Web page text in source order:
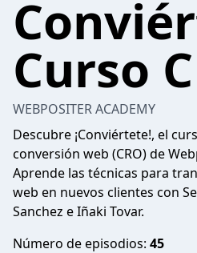
Curso
WEBPOSITER ACADEMY
Descubre ¡Conviértete!, el
conversión web (CRO) de
Aprende las técnicas para
web en nuevos clientes con
Sanchez e Iñaki Tovar.
Número de episodios: 45